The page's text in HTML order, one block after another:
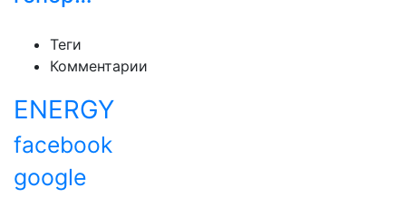
Теги
Комментарии
ENERGY
facebook
google